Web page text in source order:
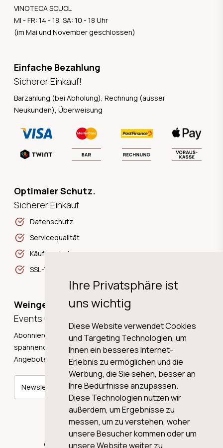
Ihre Privatsphäre ist
uns wichtig
Diese Website verwendet Cookies
und Targeting Technologien, um
Ihnen ein besseres Internet-
Erlebnis zu ermöglichen und die
Werbung, die Sie sehen, besser an
Ihre Bedürfnisse anzupassen.
Diese Technologien nutzen wir
außerdem, um Ergebnisse zu
messen, um zu verstehen, woher
unsere Besucher kommen oder um
unsere Website weiter zu
VINOTECA SCUOL
MI - FR: 14 - 18, SA: 10 - 18 Uhr
(im Mai und November geschlossen)
Einfache Bezahlung
Sicherer Einkauf!
Barzahlung (bei Abholung), Rechnung (ausser
Neukunden), Überweisung
Optimaler Schutz.
Sicherer Einkauf
Datenschutz
Servicequalität
Käuferschutz
SSL-Verschlüsselung
Weingeschichten,
Events und Neuigkeiten!
Abonnieren Sie unseren Newsletter und erhalten Sie
spannende Weingeschichten, Neuigkeiten und tolle
Angebote direkt in Ihre Mailbox.
Newsletter abonnieren
© 2026 WINE AG VALENTIN & VON SALIS